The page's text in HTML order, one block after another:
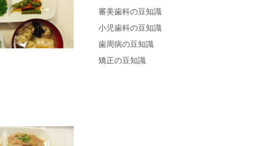
審美歯科の豆知識
小児歯科の豆知識
歯周病の豆知識
矯正の豆知識